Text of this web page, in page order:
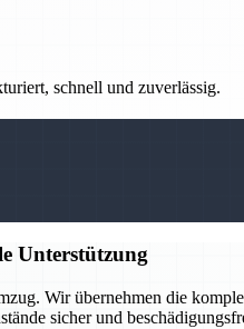
schnell und zuverlässig.
Unterstützung
Wir übernehmen die
sicher und